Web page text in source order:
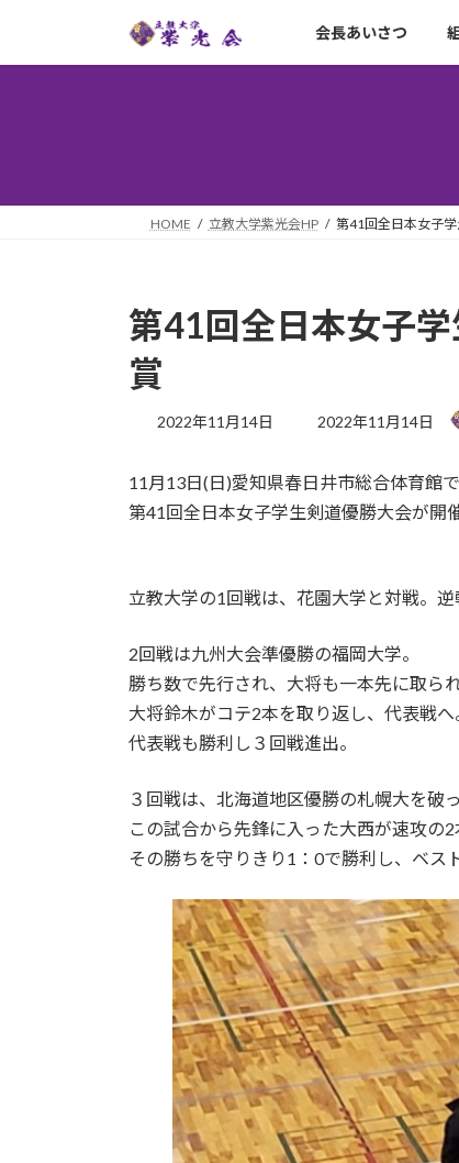
テ
ゲ
会長あいさつ
HOME 立教大学紫光会HP 第41回全日本女子
第41回全日本女子
賞
2022年11月14日
最
新
日
時
2022年11月14日
11月13日(日)愛知県春日井市総合体育館で
第41回全日本女子学生剣道優勝大会が開
立教大学の1回戦は、花園大学と対戦。逆
2回戦は九州大会準優勝の福岡大学。
勝ち数で先行され、大将も一本先に取ら
大将鈴木がコテ2本を取り返し、代表戦へ
代表戦も勝利し３回戦進出。
３回戦は、北海道地区優勝の札幌大を破
この試合から先鋒に入った大西が速攻の2
その勝ちを守りきり1：0で勝利し、ベス